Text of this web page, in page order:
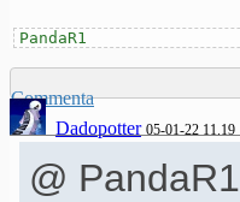
PandaR1
Commenta
Dadopotter 05-01-22 11.19
@ PandaR1